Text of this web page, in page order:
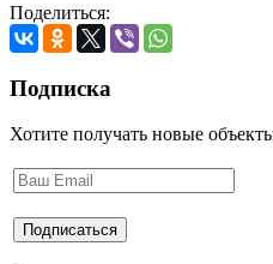
Поделиться:
Подписка
Хотите получать новые